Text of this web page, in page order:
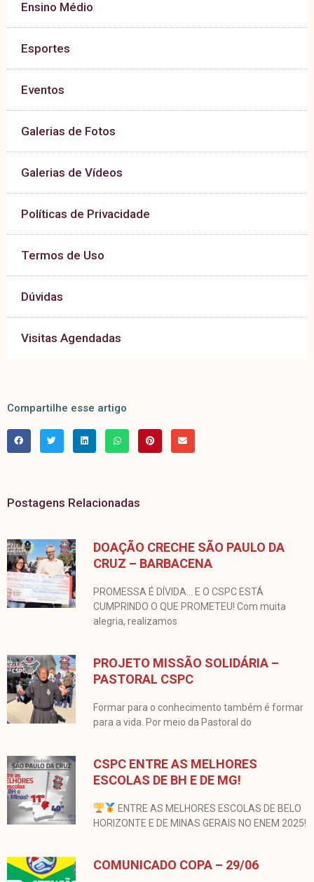
Ensino Médio
Esportes
Eventos
Galerias de Fotos
Galerias de Vídeos
Políticas de Privacidade
Termos de Uso
Dúvidas
Visitas Agendadas
Compartilhe esse artigo
Postagens Relacionadas
DOAÇÃO CRECHE SÃO PAULO DA
CRUZ – BARBACENA
PROMESSA É DÍVIDA… E O CSPC ESTÁ
CUMPRINDO O QUE PROMETEU! Com muita
alegria, realizamos
PROJETO MISSÃO SOLIDÁRIA –
PASTORAL CSPC
Formar para o conhecimento também é formar
para a vida. Por meio da Pastoral do
CSPC ENTRE AS MELHORES
ESCOLAS DE BH E DE MG!
ENTRE AS MELHORES ESCOLAS DE BELO
HORIZONTE E DE MINAS GERAIS NO ENEM 2025!
COMUNICADO COPA – 29/06